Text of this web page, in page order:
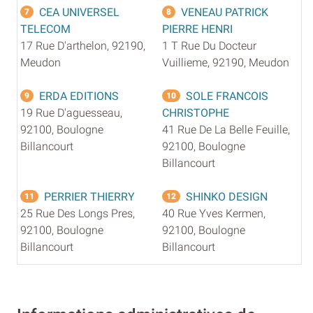
7
CEA UNIVERSEL
TELECOM
17 Rue D'arthelon, 92190,
Meudon
8
VENEAU PATRICK
PIERRE HENRI
1 T Rue Du Docteur
Vuillieme, 92190, Meudon
9
ERDA EDITIONS
19 Rue D'aguesseau,
92100, Boulogne
Billancourt
10
SOLE FRANCOIS
CHRISTOPHE
41 Rue De La Belle Feuille,
92100, Boulogne
Billancourt
11
PERRIER THIERRY
25 Rue Des Longs Pres,
92100, Boulogne
Billancourt
12
SHINKO DESIGN
40 Rue Yves Kermen,
92100, Boulogne
Billancourt